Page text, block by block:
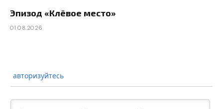
Эпизод «Клёвое место»
01.08.2026
авторизуйтесь